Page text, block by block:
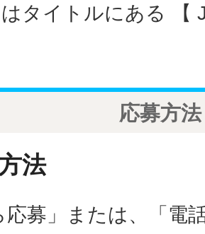
タイトルにある 【
応募方法
法
応募」または、「電